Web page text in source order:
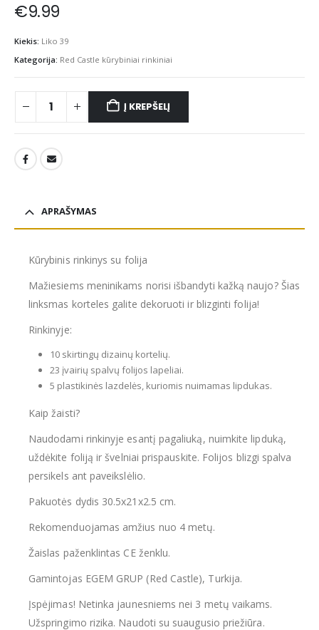
€9.99
Kiekis: Liko 39
Kategorija: Red Castle kūrybiniai rinkiniai
Į KREPŠELĮ
APRAŠYMAS
Kūrybinis rinkinys su folija
Mažiesiems meninikams norisi išbandyti kažką naujo? Šias
linksmas korteles galite dekoruoti ir blizginti folija!
Rinkinyje:
10 skirtingų dizainų kortelių.
23 įvairių spalvų folijos lapeliai.
5 plastikinės lazdelės, kuriomis nuimamas lipdukas.
Kaip žaisti?
Naudodami rinkinyje esantį pagaliuką, nuimkite lipduką,
uždėkite foliją ir švelniai prispauskite. Folijos blizgi spalva
persikels ant paveikslėlio.
Pakuotės dydis 30.5x21x2.5 cm.
Rekomenduojamas amžius nuo 4 metų.
Žaislas paženklintas CE ženklu.
Gamintojas EGEM GRUP (Red Castle), Turkija.
Įspėjimas! Netinka jaunesniems nei 3 metų vaikams.
Užspringimo rizika. Naudoti su suaugusio priežiūra.